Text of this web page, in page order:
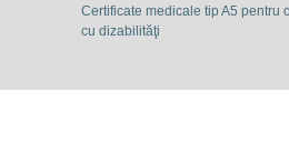
Certificate medicale tip A5 pentru
cu dizabilităţi